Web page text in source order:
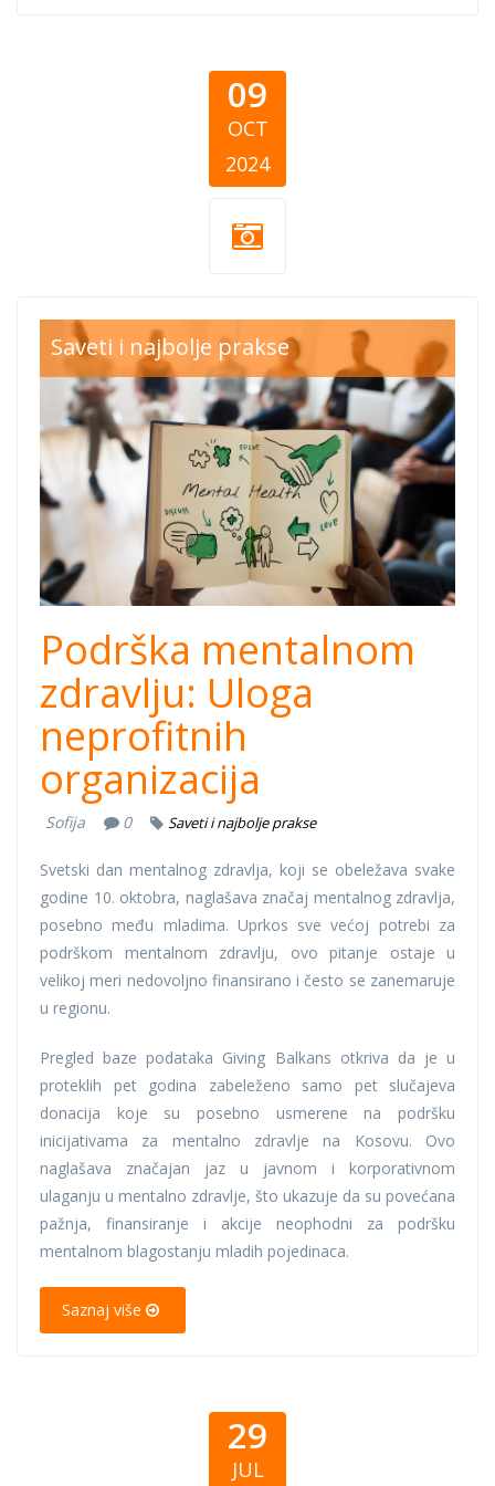
09
OCT
2024
CEA October
Blog Thumb.png
Saveti i najbolje prakse
Podrška mentalnom
zdravlju: Uloga
neprofitnih
organizacija
Sofija 0 Saveti i najbolje prakse
Svetski dan mentalnog zdravlja, koji se obeležava svake
godine 10. oktobra, naglašava značaj mentalnog zdravlja,
posebno među mladima. Uprkos sve većoj potrebi za
podrškom mentalnom zdravlju, ovo pitanje ostaje u
velikoj meri nedovoljno finansirano i često se zanemaruje
u regionu.
Pregled baze podataka Giving Balkans otkriva da je u
proteklih pet godina zabeleženo samo pet slučajeva
donacija koje su posebno usmerene na podršku
inicijativama za mentalno zdravlje na Kosovu. Ovo
naglašava značajan jaz u javnom i korporativnom
ulaganju u mentalno zdravlje, što ukazuje da su povećana
pažnja, finansiranje i akcije neophodni za podršku
mentalnom blagostanju mladih pojedinaca.
Saznaj više
29
JUL